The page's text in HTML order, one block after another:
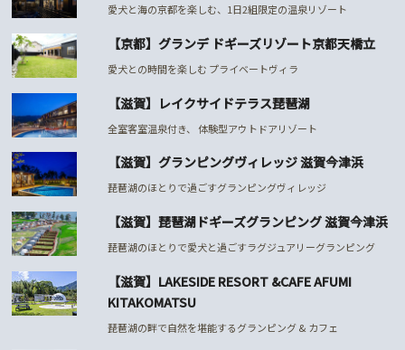
愛犬と海の京都を楽しむ、1日2組限定の温泉リゾート
【京都】グランデ ドギーズリゾート京都天橋立
愛犬との時間を楽しむ プライベートヴィラ
【滋賀】レイクサイドテラス琵琶湖
全室客室温泉付き、 体験型アウトドアリゾート
【滋賀】グランピングヴィレッジ 滋賀今津浜
琵琶湖のほとりで過ごすグランピングヴィレッジ
【滋賀】琵琶湖ドギーズグランピング 滋賀今津浜
琵琶湖のほとりで愛犬と過ごすラグジュアリーグランピング
【滋賀】LAKESIDE RESORT &CAFE AFUMI
KITAKOMATSU
琵琶湖の畔で自然を堪能するグランピング & カフェ